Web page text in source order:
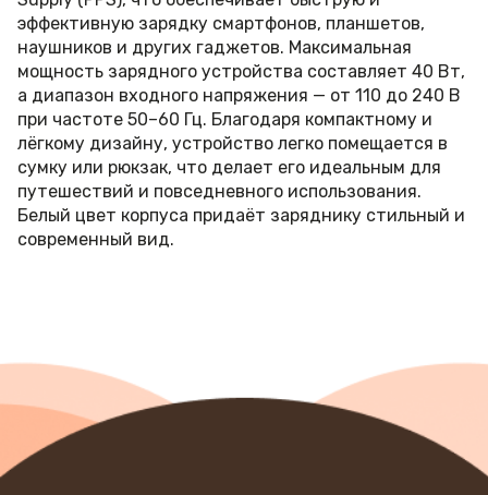
эффективную зарядку смартфонов, планшетов,
наушников и других гаджетов. Максимальная
мощность зарядного устройства составляет 40 Вт,
а диапазон входного напряжения — от 110 до 240 В
при частоте 50–60 Гц. Благодаря компактному и
лёгкому дизайну, устройство легко помещается в
сумку или рюкзак, что делает его идеальным для
путешествий и повседневного использования.
Белый цвет корпуса придаёт заряднику стильный и
современный вид.